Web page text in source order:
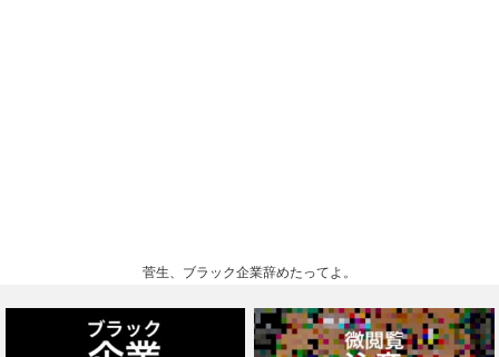
菅生、ブラック企業辞めたってよ。